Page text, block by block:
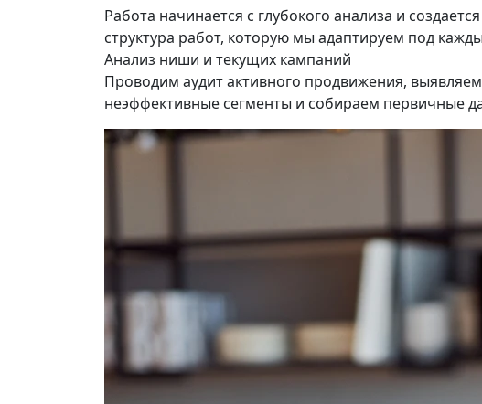
Работа начинается с глубокого анализа и
структура работ, которую мы адаптируем под
Анализ ниши и текущих кампаний
Проводим аудит активного продвижения,
неэффективные сегменты и собираем первичные